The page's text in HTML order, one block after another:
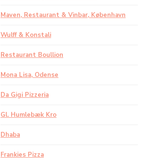
Maven, Restaurant & Vinbar, København
Wulff & Konstali
Restaurant Boullion
Mona Lisa, Odense
Da Gigi Pizzeria
Gl. Humlebæk Kro
Dhaba
Frankies Pizza